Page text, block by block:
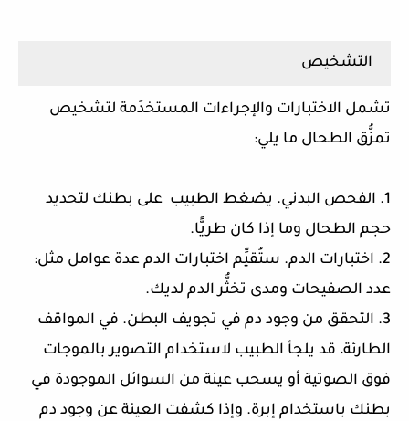
التشخيص
تشمل الاختبارات والإجراءات المستخدَمة لتشخيص
تمزُّق الطحال ما يلي:
1. الفحص البدني. يضغط الطبيب على بطنك لتحديد
حجم الطحال وما إذا كان طريًّا.
2. اختبارات الدم. ستُقيِّم اختبارات الدم عدة عوامل مثل:
عدد الصفيحات ومدى تخثُّر الدم لديك.
3. التحقق من وجود دم في تجويف البطن. في المواقف
الطارئة، قد يلجأ الطبيب لاستخدام التصوير بالموجات
فوق الصوتية أو يسحب عينة من السوائل الموجودة في
بطنك باستخدام إبرة. وإذا كشفت العينة عن وجود دم